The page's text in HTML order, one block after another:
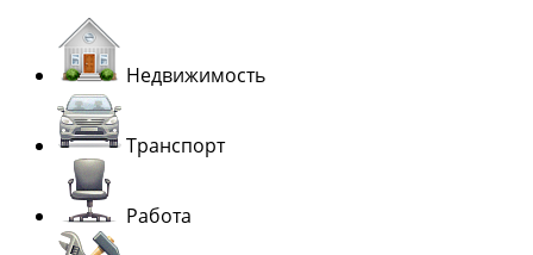
Недвижимость
Транспорт
Работа